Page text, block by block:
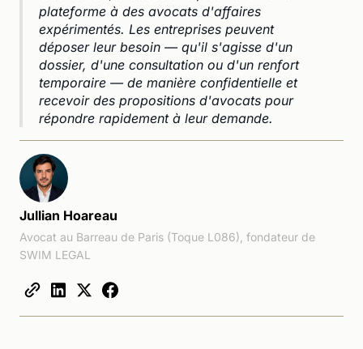
plateforme à des avocats d'affaires
expérimentés. Les entreprises peuvent
déposer leur besoin — qu'il s'agisse d'un
dossier, d'une consultation ou d'un renfort
temporaire — de manière confidentielle et
recevoir des propositions d'avocats pour
répondre rapidement à leur demande.
Jullian Hoareau
Avocat au Barreau de Paris (Toque L086), fondateur de
SWIM LEGAL